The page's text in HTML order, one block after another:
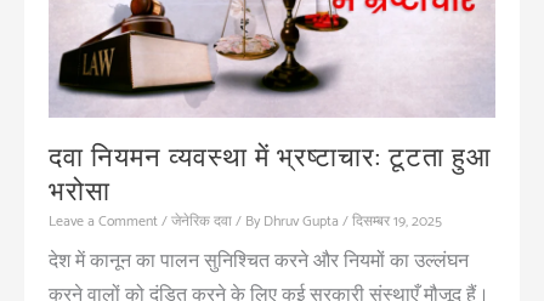
दवा नियमन व्यवस्था में भ्रष्टाचार: टूटता हुआ
भरोसा
Leave a Comment/जेनेरिक दवा/ By Dhruv Gupta /दिसम्बर 19, 2025
देश में कानून का पालन सुनिश्चित करने और नियमों का उल्लंघन